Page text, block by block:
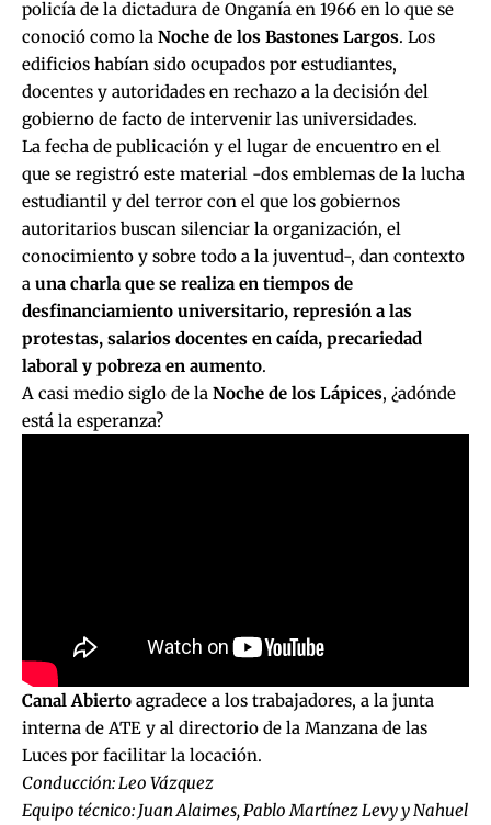
policía de la dictadura de Onganía en 1966 en lo que se
conoció como la Noche de los Bastones Largos. Los
edificios habían sido ocupados por estudiantes,
docentes y autoridades en rechazo a la decisión del
gobierno de facto de intervenir las universidades.
La fecha de publicación y el lugar de encuentro en el
que se registró este material -dos emblemas de la lucha
estudiantil y del terror con el que los gobiernos
autoritarios buscan silenciar la organización, el
conocimiento y sobre todo a la juventud-, dan contexto
a una charla que se realiza en tiempos de
desfinanciamiento universitario, represión a las
protestas, salarios docentes en caída, precariedad
laboral y pobreza en aumento.
A casi medio siglo de la Noche de los Lápices, ¿adónde
está la esperanza?
Canal Abierto agradece a los trabajadores, a la junta
interna de ATE y al directorio de la Manzana de las
Luces por facilitar la locación.
Conducción: Leo Vázquez
Equipo técnico: Juan Alaimes, Pablo Martínez Levy y Nahuel